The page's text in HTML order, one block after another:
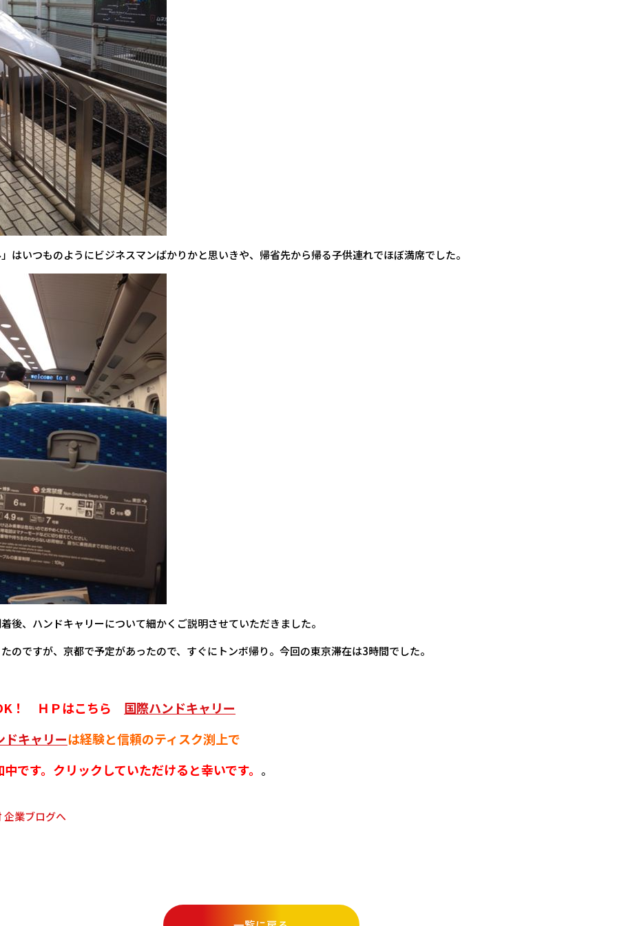
はいつものようにビジネスマンばかりかと思いきや、帰省先から帰る子供連れでほぼ満席でした。
後、ハンドキャリーについて細かくご説明させていただきました。
のですが、京都で予定があったので、すぐにトンボ帰り。今回の東京滞在は3時間でした。
！ ＨＰはこちら 国際ハンドキャリー
ドキャリーは経験と信頼のティスク渕上で
です。クリックしていただけると幸いです。 。